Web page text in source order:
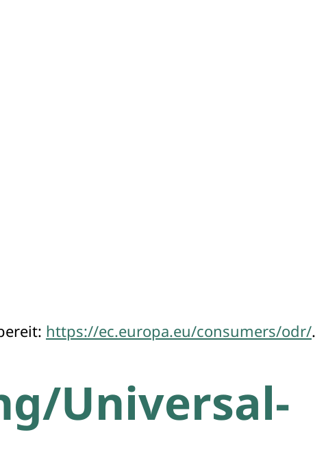
https://ec.europa.eu/consumers/odr/.
Universal­